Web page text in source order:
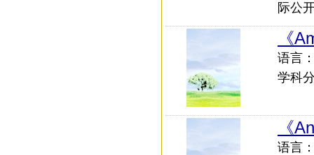
际公
《
语言
学科
《
语言